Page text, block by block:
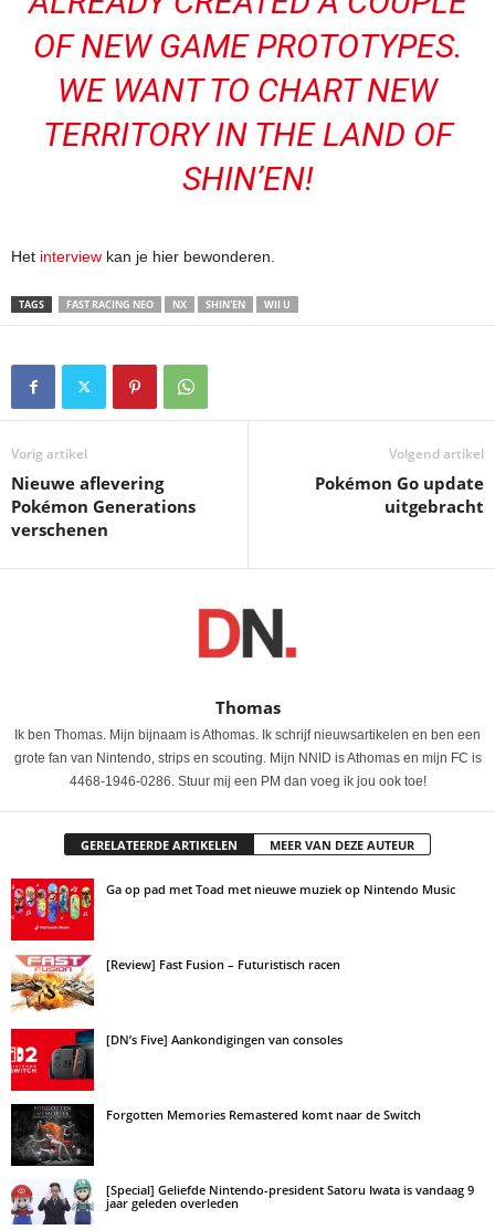
OF NEW GAME PROTOTYPES.
WE WANT TO CHART NEW
TERRITORY IN THE LAND OF
SHIN’EN!
Het interview kan je hier bewonderen.
TAGS FAST RACING NEO NX SHIN'EN WII U
Vorig artikel
Nieuwe aflevering
Pokémon Generations
verschenen
Volgend artikel
Pokémon Go update
uitgebracht
Thomas
Ik ben Thomas. Mijn bijnaam is Athomas. Ik schrijf nieuwsartikelen en ben een
grote fan van Nintendo, strips en scouting. Mijn NNID is Athomas en mijn FC is
4468-1946-0286. Stuur mij een PM dan voeg ik jou ook toe!
GERELATEERDE ARTIKELEN MEER VAN DEZE AUTEUR
Ga op pad met Toad met nieuwe muziek op Nintendo Music
[Review] Fast Fusion – Futuristisch racen
[DN’s Five] Aankondigingen van consoles
Forgotten Memories Remastered komt naar de Switch
[Special] Geliefde Nintendo-president Satoru Iwata is vandaag 9
jaar geleden overleden